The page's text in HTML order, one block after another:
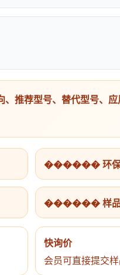
推荐型号、替代型号、
������ 环保
������ 样品
快询价
会员可直接提交样